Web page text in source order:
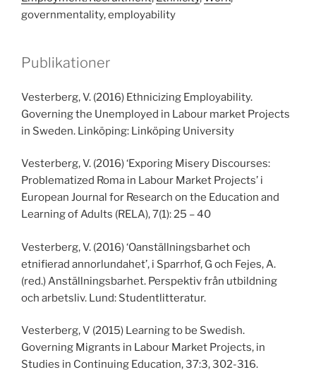
governmentality, employability
Publikationer
Vesterberg, V. (2016) Ethnicizing Employability.
Governing the Unemployed in Labour market Projects
in Sweden. Linköping: Linköping University
Vesterberg, V. (2016) ‘Exporing Misery Discourses:
Problematized Roma in Labour Market Projects’ i
European Journal for Research on the Education and
Learning of Adults (RELA), 7(1): 25 – 40
Vesterberg, V. (2016) ‘Oanställningsbarhet och
etnifierad annorlundahet’, i Sparrhof, G och Fejes, A.
(red.) Anställningsbarhet. Perspektiv från utbildning
och arbetsliv. Lund: Studentlitteratur.
Vesterberg, V (2015) Learning to be Swedish.
Governing Migrants in Labour Market Projects, in
Studies in Continuing Education, 37:3, 302-316.